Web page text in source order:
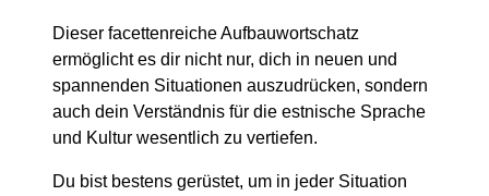
Dieser facettenreiche Aufbauwortschatz
ermöglicht es dir nicht nur, dich in neuen und
spannenden Situationen auszudrücken, sondern
auch dein Verständnis für die estnische Sprache
und Kultur wesentlich zu vertiefen.
Du bist bestens gerüstet, um in jeder Situation